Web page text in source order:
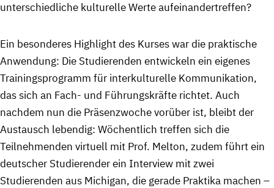
unterschiedliche kulturelle Werte aufeinandertreffen?
Ein besonderes Highlight des Kurses war die praktische
Anwendung: Die Studierenden entwickeln ein eigenes
Trainingsprogramm für interkulturelle Kommunikation,
das sich an Fach- und Führungskräfte richtet. Auch
nachdem nun die Präsenzwoche vorüber ist, bleibt der
Austausch lebendig: Wöchentlich treffen sich die
Teilnehmenden virtuell mit Prof. Melton, zudem führt ein
deutscher Studierender ein Interview mit zwei
Studierenden aus Michigan, die gerade Praktika machen –